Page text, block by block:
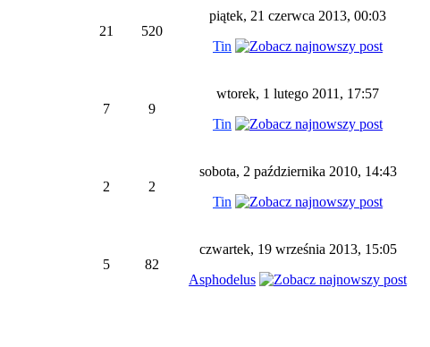
21 520
piątek, 21 czerwca 2013, 00:03
Tin
7 9
wtorek, 1 lutego 2011, 17:57
Tin
2 2
sobota, 2 października 2010, 14:43
Tin
5 82
czwartek, 19 września 2013, 15:05
Asphodelus